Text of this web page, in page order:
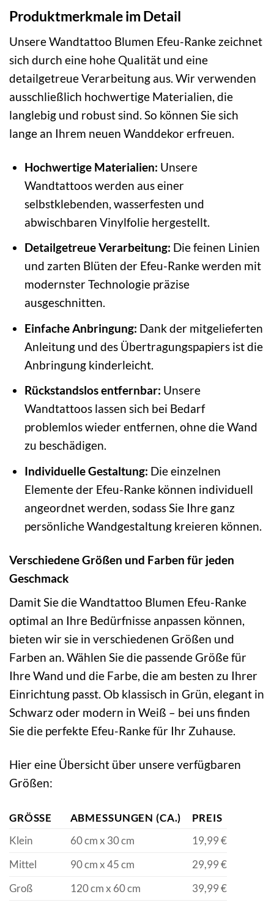
Produktmerkmale im Detail
Unsere Wandtattoo Blumen Efeu-Ranke zeichnet
sich durch eine hohe Qualität und eine
detailgetreue Verarbeitung aus. Wir verwenden
ausschließlich hochwertige Materialien, die
langlebig und robust sind. So können Sie sich
lange an Ihrem neuen Wanddekor erfreuen.
Hochwertige Materialien: Unsere
Wandtattoos werden aus einer
selbstklebenden, wasserfesten und
abwischbaren Vinylfolie hergestellt.
Detailgetreue Verarbeitung: Die feinen Linien
und zarten Blüten der Efeu-Ranke werden mit
modernster Technologie präzise
ausgeschnitten.
Einfache Anbringung: Dank der mitgelieferten
Anleitung und des Übertragungspapiers ist die
Anbringung kinderleicht.
Rückstandslos entfernbar: Unsere
Wandtattoos lassen sich bei Bedarf
problemlos wieder entfernen, ohne die Wand
zu beschädigen.
Individuelle Gestaltung: Die einzelnen
Elemente der Efeu-Ranke können individuell
angeordnet werden, sodass Sie Ihre ganz
persönliche Wandgestaltung kreieren können.
Verschiedene Größen und Farben für jeden
Geschmack
Damit Sie die Wandtattoo Blumen Efeu-Ranke
optimal an Ihre Bedürfnisse anpassen können,
bieten wir sie in verschiedenen Größen und
Farben an. Wählen Sie die passende Größe für
Ihre Wand und die Farbe, die am besten zu Ihrer
Einrichtung passt. Ob klassisch in Grün, elegant in
Schwarz oder modern in Weiß – bei uns finden
Sie die perfekte Efeu-Ranke für Ihr Zuhause.
Hier eine Übersicht über unsere verfügbaren
Größen:
GRÖSSE ABMESSUNGEN (CA.)
PREIS
Klein
60 cm x 30 cm
19,99 €
Mittel
90 cm x 45 cm
29,99 €
Groß
120 cm x 60 cm
39,99 €